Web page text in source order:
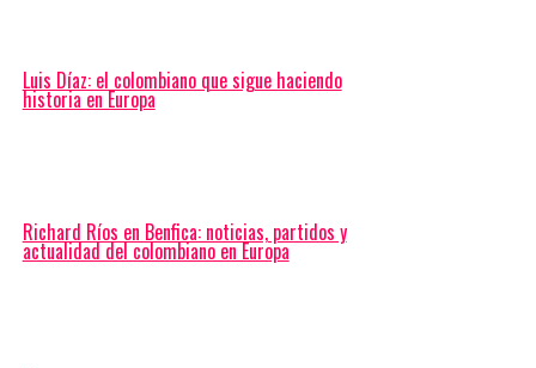
Luis Díaz: el colombiano que sigue haciendo
historia en Europa
Richard Ríos en Benfica: noticias, partidos y
actualidad del colombiano en Europa